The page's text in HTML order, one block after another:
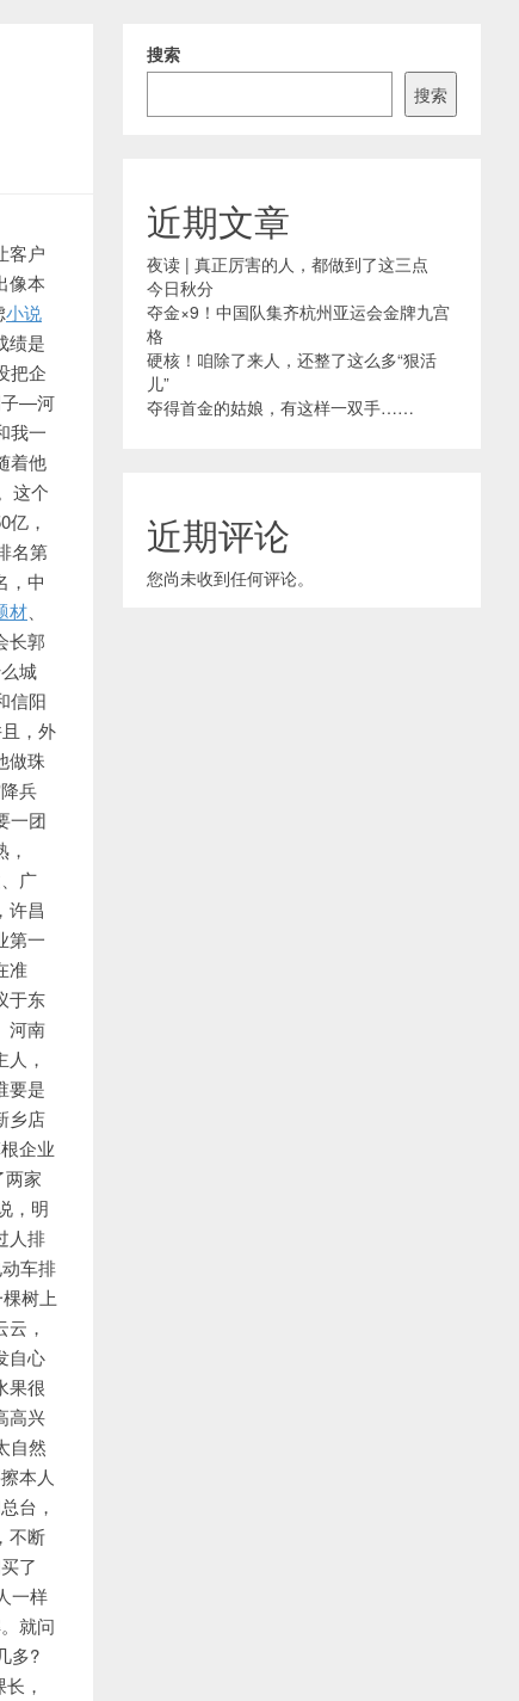
客户
像本
小说
绩是
把企
子—河
我一
着他
这个
，
名第
，中
材
长郭
城
信阳
，外
做珠
兵
一团
、广
许昌
第一
准
于东
河南
，
要是
乡店
企业
家
，明
人排
车排
树上
，
自心
果很
高兴
自然
本人
台，
不断
了
一样
就问
多?
，
搜索
搜索
近期文章
夜读 | 真正厉害的人，都做到了这三点
今日秋分
夺金×9！中国队集齐杭州亚运会金牌九宫
格
硬核！咱除了来人，还整了这么多“狠活
儿”
夺得首金的姑娘，有这样一双手……
近期评论
您尚未收到任何评论。